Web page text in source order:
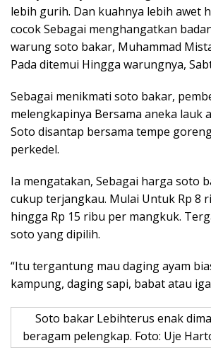
lebih gurih. Dan kuahnya lebih awet
cocok Sebagai menghangatkan
warung soto bakar, Muhammad
Pada ditemui Hingga warungnya,
Sebagai menikmati soto bakar,
melengkapinya Bersama aneka lauk
Soto disantap bersama tempe
perkedel.
Ia mengatakan, Sebagai harga soto
cukup terjangkau. Mulai Untuk Rp 8
hingga Rp 15 ribu per mangkuk.
soto yang dipilih.
“Itu tergantung mau daging ayam
kampung, daging sapi, babat atau iga
Soto bakar Lebihterus enak
beragam pelengkap. Foto: Uje